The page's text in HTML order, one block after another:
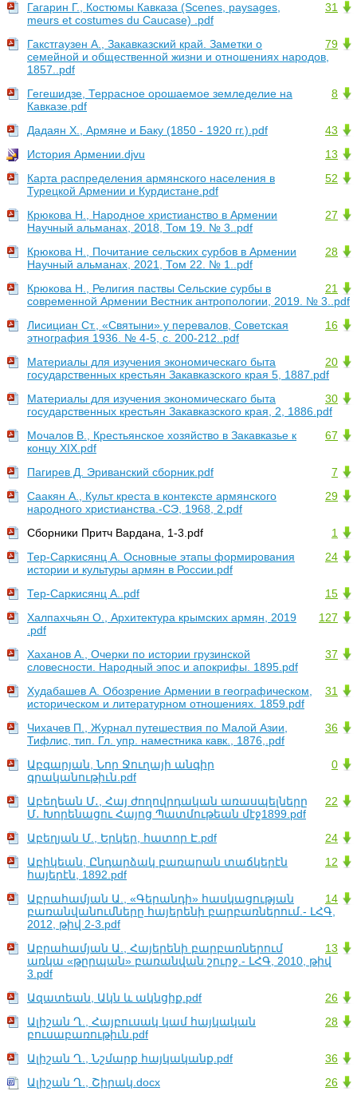
31
Гагарин Г., Костюмы Кавказа (Scenes, paysages,
meurs et costumes du Caucase) .pdf
79
Гакстгаузен А., Закавказский край. Заметки о
семейной и общественной жизни и отношениях народов,
1857..pdf
8
Гегешидзе, Террасное орошаемое земледелие на
Кавказе.pdf
43
Дадаян Х., Армяне и Баку (1850 - 1920 гг.).pdf
13
История Армении.djvu
52
Карта распределения армянского населения в
Турецкой Армении и Курдистане.pdf
27
Крюкова Н., Народное христианство в Армении
Научный альманах, 2018, Том 19. № 3..pdf
28
Крюкова Н., Почитание сельских сурбов в Армении
Научный альманах, 2021, Том 22. № 1..pdf
21
Крюкова Н., Религия паствы Сельские сурбы в
современной Армении Вестник антропологии, 2019. № 3..pdf
16
Лисициан Ст., «Святыни» у перевалов, Советская
этнография 1936. № 4-5, с. 200-212..pdf
20
Материалы для изучения экономическаго быта
государственных крестьян Закавказского края 5, 1887.pdf
30
Материалы для изучения экономическаго быта
государственных крестьян Закавказского края, 2, 1886.pdf
67
Мочалов В., Крестьянское хозяйство в Закавказье к
концу XIX.pdf
7
Пагирев Д. Эриванский сборник.pdf
29
Саакян A., Культ креста в контексте армянского
народного христианства.-СЭ, 1968, 2.pdf
1
Сборники Притч Вардана, 1-3.pdf
24
Тер-Саркисянц А. Основные этапы формирования
истории и культуры армян в России.pdf
15
Тер-Саркисянц А..pdf
127
Халпахчьян О., Архитектура крымских армян, 2019
.pdf
37
Хаханов А., Очерки по истории грузинской
словесности. Народный эпос и апокрифы. 1895.pdf
31
Худабашев А. Обозрение Армении в географическом,
историческом и литературном отношениях. 1859.pdf
36
Чихачев П., Журнал путешествия по Малой Азии,
Тифлис, тип. Гл. упр. наместника кавк., 1876,.pdf
0
Աբգարյան, Նոր Ջուղայի անգիր
գրականութիւն.pdf
22
Աբեղեան Մ․, Հայ ժողովրդական առասպելները
Մ․ Խորենացու Հայոց Պատմութեան մէջ1899.pdf
24
Աբեղյան Մ., Երկեր, հատոր Է.pdf
12
Աբիկեան, Ընդարձակ բառարան տաճկերէն
հայերէն, 1892.pdf
14
Աբրահամյան Ա., «Գերանդի» հասկացության
բառանվանումները հայերենի բարբառներում.- ԼՀԳ,
2012, թիվ 2-3.pdf
13
Աբրահամյան Ա., Հայերենի բարբառներում
առկա «թըրպան» բառանվան շուրջ.- ԼՀԳ, 2010, թիվ
3.pdf
26
Ազատեան, Ակն և ակնցիք.pdf
28
Ալիշան Ղ., Հայբուսակ կամ հայկական
բուսաբառութիւն.pdf
36
Ալիշան Ղ., Նշմարք հայկականք.pdf
26
Ալիշան Ղ., Շիրակ.docx